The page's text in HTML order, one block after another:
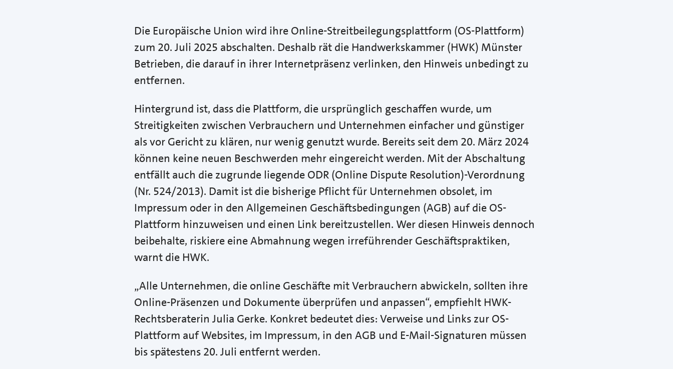
Die Europäische Union wird ihre Online-Streitbeilegungsplattform (OS-Plattform)
zum 20. Juli 2025 abschalten. Deshalb rät die Handwerkskammer (HWK) Münster
Betrieben, die darauf in ihrer Internetpräsenz verlinken, den Hinweis unbedingt zu
entfernen.
Hintergrund ist, dass die Plattform, die ursprünglich geschaffen wurde, um
Streitigkeiten zwischen Verbrauchern und Unternehmen einfacher und günstiger
als vor Gericht zu klären, nur wenig genutzt wurde. Bereits seit dem 20. März 2024
können keine neuen Beschwerden mehr eingereicht werden. Mit der Abschaltung
entfällt auch die zugrunde liegende ODR (Online Dispute Resolution)-Verordnung
(Nr. 524/2013). Damit ist die bisherige Pflicht für Unternehmen obsolet, im
Impressum oder in den Allgemeinen Geschäftsbedingungen (AGB) auf die OS-
Plattform hinzuweisen und einen Link bereitzustellen. Wer diesen Hinweis dennoch
beibehalte, riskiere eine Abmahnung wegen irreführender Geschäftspraktiken,
warnt die HWK.
„Alle Unternehmen, die online Geschäfte mit Verbrauchern abwickeln, sollten ihre
Online-Präsenzen und Dokumente überprüfen und anpassen“, empfiehlt HWK-
Rechtsberaterin Julia Gerke. Konkret bedeutet dies: Verweise und Links zur OS-
Plattform auf Websites, im Impressum, in den AGB und E-Mail-Signaturen müssen
bis spätestens 20. Juli entfernt werden.